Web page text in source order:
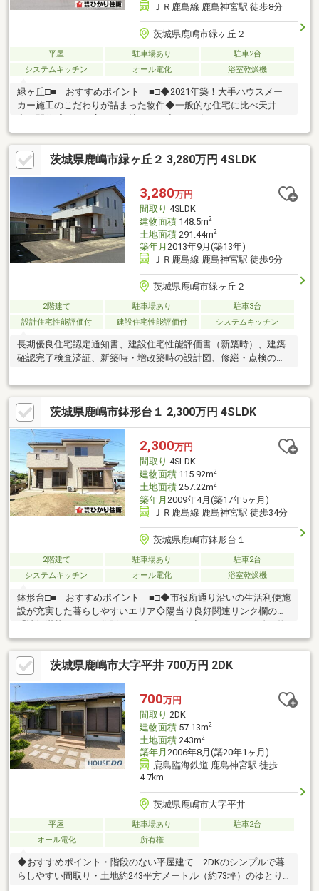
ＪＲ鹿島線 鹿島神宮駅 徒歩8分
茨城県鹿嶋市緑ヶ丘２
平屋 駐車場あり
駐車2台
システムキッチン
オール電化 浴室乾燥機
緑ヶ丘□■ おすすめポイント ■□◆2021年築！大手ハウスメー
カー施工のこだわりが詰まった物件◆一般的な住宅に比べ天井が
高く開放感のある広々２７帖ＬＤＫ◆オーダーメイドのセパレー
ト型キッチン＆洗浄力の高いミーレ社製食洗機◆庭はタイルデッ
キ＋全面タイル敷きで草むしりの手間なし◆快適な暮らしを支え
る設備充実の３LDK住宅◆軽量鉄骨造住宅は一般的な木造住宅と
比べ火災保険料が安い！◆南西角地で日当たり良好関連リンク欄
の「情報満載のひかり住販HP」をクリック♪◇HPににはその他の
物件を多数掲載中◇中古だけでなく新築建売住宅や土地購入から
の注文住宅のご相談も承ります
茨城県鹿嶋市緑ヶ丘２ 3,280万円 4SLDK
3,280万円
間取り 4SLDK
建物面積148.5m2
土地面積291.44m2
築年月 2013年9月(築13年)
ＪＲ鹿島線 鹿島神宮駅 徒歩9分
茨城県鹿嶋市緑ヶ丘２
2階建て 駐車場あり
駐車3台
設計住宅性能評価付
建設住宅性能評価付 システムキッチン
長期優良住宅認定通知書、建設住宅性能評価書（新築時）、建築
確認完了検査済証、新築時・増改築時の設計図、修繕・点検の記
上、土地50坪以上、市街地が近い、システムキッチン、浴室乾燥
機、閑静な住宅地、前道６ｍ以上、角地、和室、整形地、庭、対
面式キッチン、ワイドバルコニー、トイレ２ヶ所、２階建、温水
洗浄便座、床下収納、浴室に窓、ＴＶモニタ付インターホン、ウ
ッドデッキ、ウォークインクローゼット、全居室６畳以上、納戸
茨城県鹿嶋市鉢形台１ 2,300万円 4SLDK
2,300万円
間取り 4SLDK
建物面積115.92m2
土地面積257.22m2
築年月 2009年4月(築17年5ヶ月)
ＪＲ鹿島線 鹿島神宮駅 徒歩34分
茨城県鹿嶋市鉢形台１
2階建て 駐車場あり
駐車2台
システムキッチン
オール電化 浴室乾燥機
鉢形台□■ おすすめポイント ■□◆市役所通り沿いの生活利便施
設が充実した暮らしやすいエリア◇陽当り良好関連リンク欄の
「情報満載のひかり住販HP」をクリック♪◇HPににはその他の物
件を多数掲載中◇中古だけでなく新築建売住宅や土地購入からの
注文住宅のご相談も承ります
茨城県鹿嶋市大字平井 700万円 2DK
700万円
間取り 2DK
建物面積57.13m2
土地面積243m2
築年月 2006年8月(築20年1ヶ月)
鹿島臨海鉄道 鹿島神宮駅 徒歩
4.7km
茨城県鹿嶋市大字平井
平屋 駐車場あり
駐車2台
オール電化
所有権
◆おすすめポイント・階段のない平屋建て 2DKのシンプルで暮
らしやすい間取り・土地約243平方メートル（約73坪）のゆとり